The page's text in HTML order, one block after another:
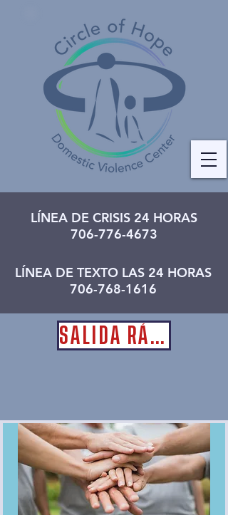
LÍNEA DE CRISIS 24 HORAS
706-776-4673
LÍNEA DE TEXTO LAS 24 HORAS
706-768-1616